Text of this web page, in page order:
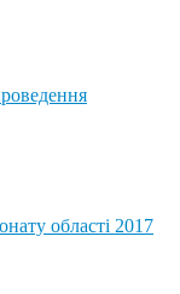
області 2017